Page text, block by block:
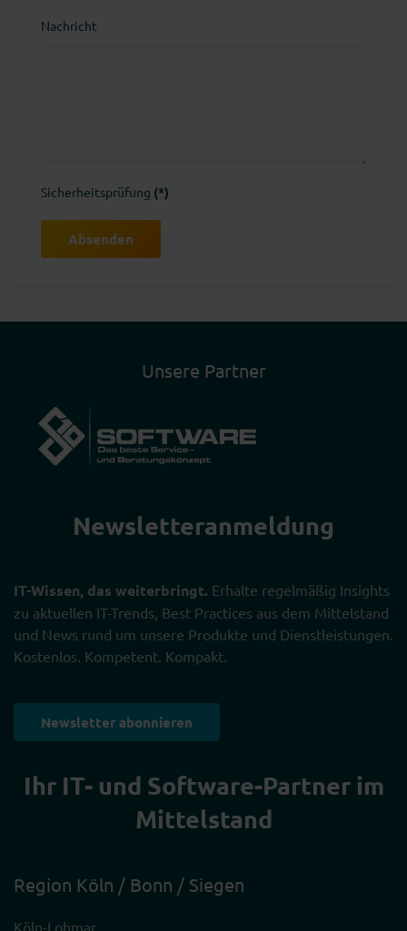
Nachricht
Sicherheitsprüfung (*)
Absenden
Unsere Partner
Newsletter­anmeldung
IT-Wissen, das weiterbringt. Erhalte regelmäßig Insights
zu aktuellen IT-Trends, Best Practices aus dem Mittelstand
und News rund um unsere Produkte und Dienstleistungen.
Kostenlos. Kompetent. Kompakt.
Newsletter abonnieren
Ihr IT- und Software-Partner im
Mittelstand
Region Köln / Bonn / Siegen
Köln-Lohmar